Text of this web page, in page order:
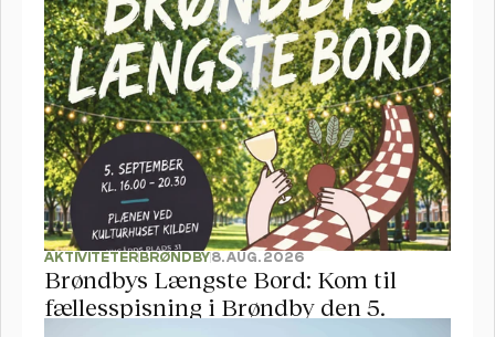
AKTIVITETER BRØNDBY8. AUG. 2026
Brøndbys Længste Bord: Kom til
fællesspisning i Brøndby den 5.